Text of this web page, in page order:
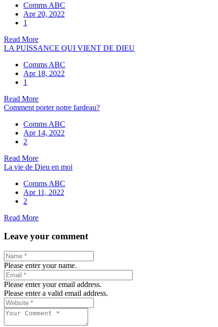
Comms ABC
Apr 20, 2022
1
Read More
LA PUISSANCE QUI VIENT DE DIEU
Comms ABC
Apr 18, 2022
1
Read More
Comment porter notre fardeau?
Comms ABC
Apr 14, 2022
2
Read More
La vie de Dieu en moi
Comms ABC
Apr 11, 2022
2
Read More
Leave your comment
Please enter your name.
Please enter your email address.
Please enter a valid email address.